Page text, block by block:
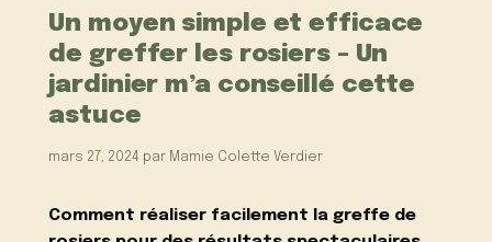
Un moyen simple et efficace
de greffer les rosiers – Un
jardinier m’a conseillé cette
astuce
mars 27, 2024 par Mamie Colette Verdier
Comment réaliser facilement la greffe de